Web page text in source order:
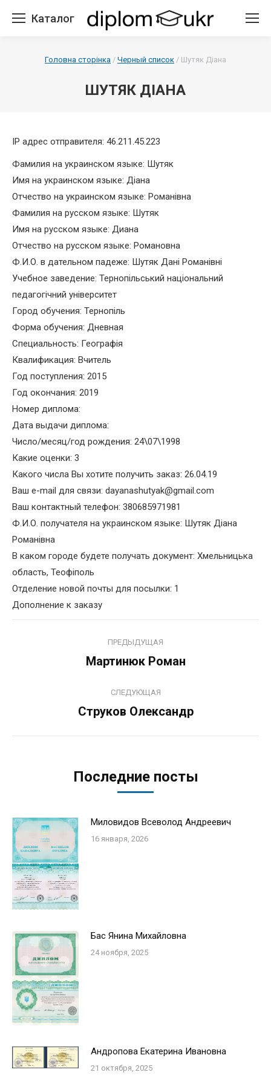
Каталог
Головна сторінка / Черный список / Шутяк Діана
ШУТЯК ДІАНА
IP адрес отправителя: 46.211.45.223
Фамилия на украинском языке: Шутяк
Имя на украинском языке: Діана
Отчество на украинском языке: Романівна
Фамилия на русском языке: Шутяк
Имя на русском языке: Диана
Отчество на русском языке: Романовна
Ф.И.О. в дательном падеже: Шутяк Дані Романівні
Учебное заведение: Тернопільський національний
педагогічний університет
Город обучения: Тернопіль
Форма обучения: Дневная
Специальность: Географія
Квалификация: Вчитель
Год поступления: 2015
Год окончания: 2019
Номер диплома:
Дата выдачи диплома:
Число/месяц/год рождения: 24\07\1998
Какие оценки: 3
Какого числа Вы хотите получить заказ: 26.04.19
Ваш e-mail для связи: dayanashutyak@gmail.com
Ваш контактный телефон: 380685971981
Ф.И.О. получателя на украинском языке: Шутяк Діана
Романівна
В каком городе будете получать документ: Хмельницька
область, Теофіполь
Отделение новой почты для посылки: 1
Дополнение к заказу
НавигацияПРЕДЫДУЩАЯ
Предыдущая
Мартинюк Роман
СЛЕДУЮЩАЯ
Следующая
Струков Олександр
Последние посты
Миловидов Всеволод Андреевич
16 января, 2026
Бас Янина Михайловна
24 ноября, 2025
Андропова Екатерина Ивановна
21 октября, 2025